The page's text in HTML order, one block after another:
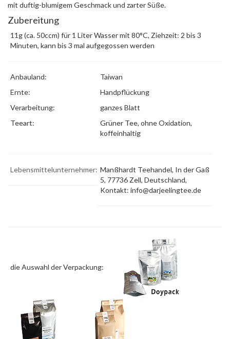
mit duftig-blumigem Geschmack und zarter Süße.
Zubereitung
11g (ca. 50ccm) für 1 Liter Wasser mit 80°C, Ziehzeit: 2 bis 3
Minuten, kann bis 3 mal aufgegossen werden
Anbauland:
Taiwan
Ernte:
Handpflückung
Verarbeitung:
ganzes Blatt
Teeart:
Grüner Tee, ohne Oxidation,
koffeinhaltig
Lebensmittelunternehmer: Manßhardt Teehandel, In der Gaß
5, 77736 Zell, Deutschland,
Kontakt: info@darjeelingtee.de
die Auswahl der Verpackung: